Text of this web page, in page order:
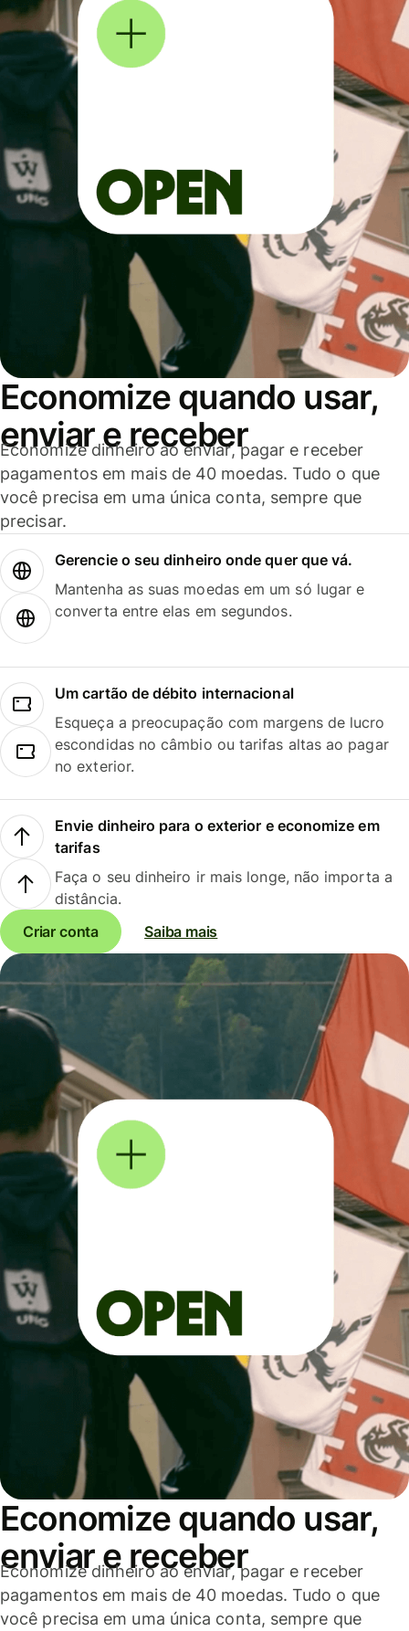
Economize quando usar,
enviar e receber
Economize dinheiro ao enviar, pagar e receber
pagamentos em mais de 40 moedas. Tudo o que
você precisa em uma única conta, sempre que
precisar.
Gerencie o seu dinheiro onde quer que vá.
Mantenha as suas moedas em um só lugar e
converta entre elas em segundos.
Um cartão de débito internacional
Esqueça a preocupação com margens de lucro
escondidas no câmbio ou tarifas altas ao pagar
no exterior.
Envie dinheiro para o exterior e economize em
tarifas
Faça o seu dinheiro ir mais longe, não importa a
distância.
Criar conta
Saiba mais
Economize quando usar,
enviar e receber
Economize dinheiro ao enviar, pagar e receber
pagamentos em mais de 40 moedas. Tudo o que
você precisa em uma única conta, sempre que